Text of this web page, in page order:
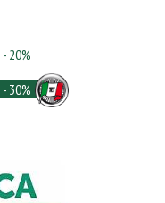
- 20%
- 30%